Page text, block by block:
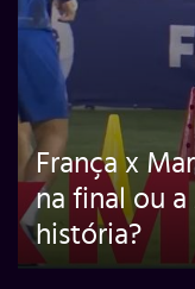
França x
na final ou
história?